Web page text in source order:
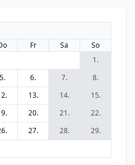
Fr Sa
So
1.
5. 6. 7.
8.
13. 14.
15.
20. 21.
22.
27. 28.
29.